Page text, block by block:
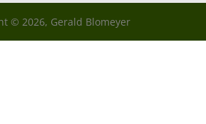
© 2026, Gerald Blomeyer